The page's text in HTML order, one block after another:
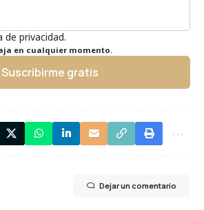
privacidad.
en cualquier momento.
Suscribirme gratis
Dejar un comentario